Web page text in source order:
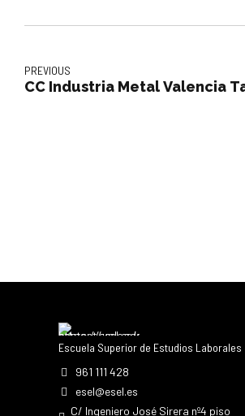
PREVIOUS
CC Industria Metal Valencia
Escuela Superior de Estudios Laborales
961 111 428
esel@esel.es
C/ Ingeniero José Sirera nº4 piso